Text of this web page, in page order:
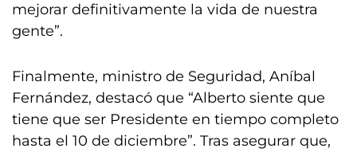
mejorar definitivamente la vida de nuestra
gente”.
Finalmente, ministro de Seguridad, Aníbal
Fernández, destacó que “Alberto siente que
tiene que ser Presidente en tiempo completo
hasta el 10 de diciembre”. Tras asegurar que,